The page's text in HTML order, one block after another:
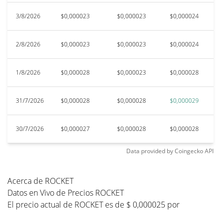
3/8/2026 $0,000023 $0,000023 $0,000024
2/8/2026 $0,000023 $0,000023 $0,000024
1/8/2026 $0,000028 $0,000023 $0,000028
31/7/2026 $0,000028 $0,000028 $0,000029
30/7/2026 $0,000027 $0,000028 $0,000028
Data provided byCoingeckoAPI
Acerca de ROCKET
Datos en Vivo de Precios ROCKET
El precio actual de ROCKET es de $ 0,000025 por